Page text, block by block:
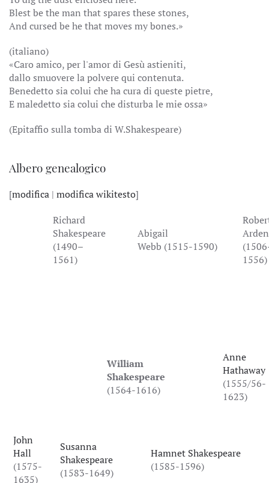
Blest be the man that spares these stones,
And cursed be he that moves my bones.»
(italiano)
«Caro amico, per l'amor di Gesù astieniti,
dallo smuovere la polvere qui contenuta.
Benedetto sia colui che ha cura di queste pietre,
E maledetto sia colui che disturba le mie ossa»
(Epitaffio sulla tomba di W.Shakespeare)
Albero genealogico
[modifica | modifica wikitesto]
Richard
Shakespeare
(1490–
1561)
Abigail
Webb (1515-1590)
Arden
1556)
William
Shakespeare
(1564-1616)
Anne
Hathaway
(1555/56-
1623)
John
Hall
(1575-
1635)
Susanna
Shakespeare
(1583-1649)
Hamnet Shakespeare
(1585-1596)